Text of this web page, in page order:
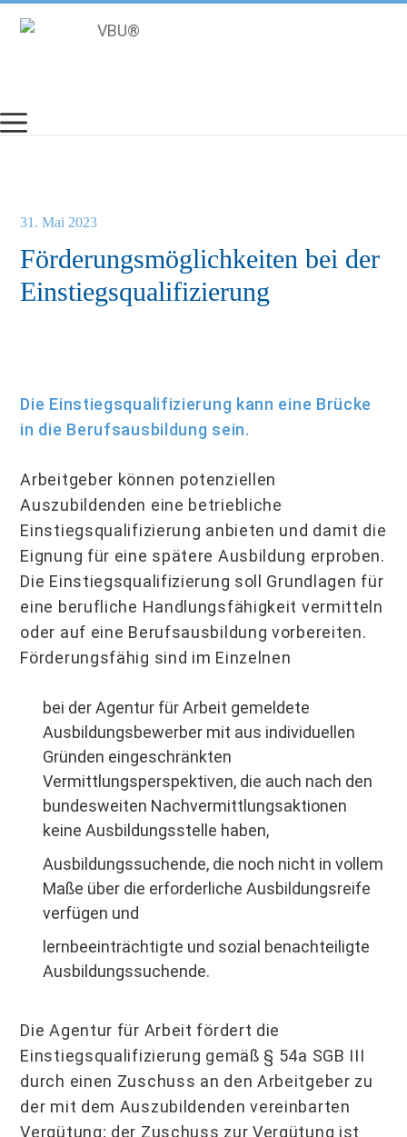
Inhalt
Förderungsmöglichkeiten bei der
Einstiegsqualifizierung
31. Mai 2023
Die Einstiegsqualifizierung kann eine Brücke
in die Berufsausbildung sein.
Arbeitgeber können potenziellen
Auszubildenden eine betriebliche
Einstiegsqualifizierung anbieten und damit die
Eignung für eine spätere Ausbildung erproben.
Die Einstiegsqualifizierung soll Grundlagen für
eine berufliche Handlungsfähigkeit vermitteln
oder auf eine Berufsausbildung vorbereiten.
Förderungsfähig sind im Einzelnen
bei der Agentur für Arbeit gemeldete
Ausbildungsbewerber mit aus individuellen
Gründen eingeschränkten
Vermittlungsperspektiven, die auch nach den
bundesweiten Nachvermittlungsaktionen
keine Ausbildungsstelle haben,
Ausbildungssuchende, die noch nicht in vollem
Maße über die erforderliche Ausbildungsreife
verfügen und
lernbeeinträchtigte und sozial benachteiligte
Ausbildungssuchende.
Die Agentur für Arbeit fördert die
Einstiegsqualifizierung gemäß § 54a SGB III
durch einen Zuschuss an den Arbeitgeber zu
der mit dem Auszubildenden vereinbarten
Vergütung; der Zuschuss zur Vergütung ist